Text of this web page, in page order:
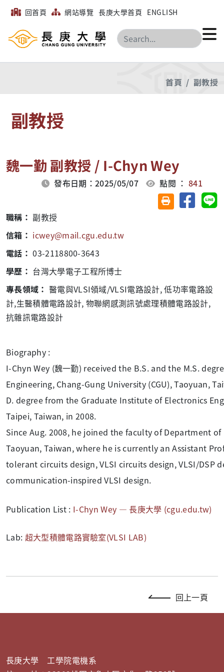
回首頁 網站導覽 長庚大學首頁 ENGLISH
搜尋
首頁 副教授
副教授
魏一勤 副教授 / I-Chyn Wey
發布日期：2025/05/07 點閱 ：841
友善列印(另開視
分享至
職稱： 副教授
信箱： icwey@mail.cgu.edu.tw
電話： 03-2118800-3643
學歷： 台灣大學電子工程所博士
專長領域： 醫電與VLSI領域/VLSI電路設計, 低功率電路設
計,生醫積體電路設計, 物聯網感測訊號處理積體電路設計,
抗雜訊電路設計
Biography :
I-Chyn Wey (魏一勤) received the B.S. and the M.S.
Engineering, Chang-Gung University (CGU), Taoyuan,
D. degree from the Graduate Institute of Electronics
Taipei, Taiwan, in 2008.
Since Aug. 2008, he joined the faculty of Department
Taoyuan, Taiwan, where he is currently an Assistant
tolerant circuits design, VLSI circuits design, VLSI/DSP
communication-inspired VLSI design.
Publication List : I-Chyn Wey — 長庚大學 (cgu.edu.tw)
Lab: 超大型積體電路實驗室(VLSI LAB)
回上一頁
長庚大學 工學院電機系